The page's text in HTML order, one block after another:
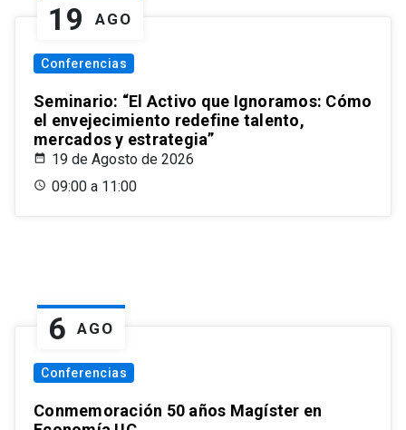
19 AGO
Conferencias
Seminario: “El Activo que Ignoramos: Cómo
el envejecimiento redefine talento,
mercados y estrategia”
19 de Agosto de 2026
09:00 a 11:00
6 AGO
Conferencias
Conmemoración 50 años Magíster en